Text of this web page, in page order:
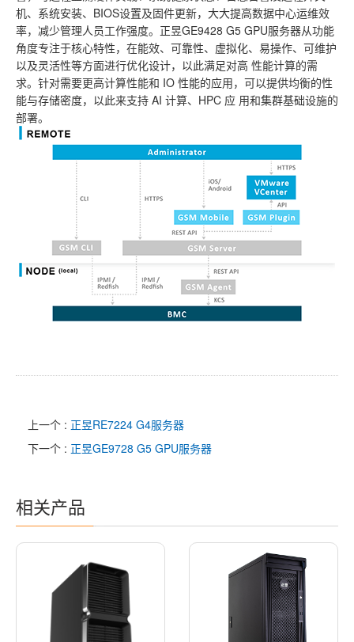
机、系统安装、BIOS设置及固件更新，大大提高数据中心运维效
率，减少管理人员工作强度。正昱GE9428 G5 GPU服务器从功能
角度专注于核心特性，在能效、可靠性、虚拟化、易操作、可维护
以及灵活性等方面进行优化设计，以此满足对高 性能计算的需
求。针对需要更高计算性能和 IO 性能的应用，可以提供均衡的性
能与存储密度，以此来支持 AI 计算、HPC 应 用和集群基础设施的
部署。
上一个 : 正昱RE7224 G4服务器
下一个 : 正昱GE9728 G5 GPU服务器
相关产品